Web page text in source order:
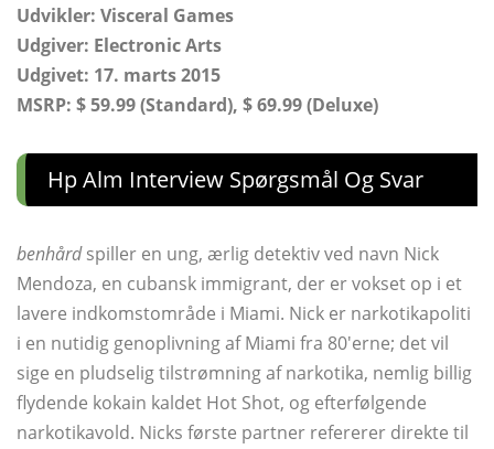
Udvikler: Visceral Games
Udgiver: Electronic Arts
Udgivet: 17. marts 2015
MSRP: $ 59.99 (Standard), $ 69.99 (Deluxe)
Hp Alm Interview Spørgsmål Og Svar
benhårdspiller en ung, ærlig detektiv ved navn Nick
Mendoza, en cubansk immigrant, der er vokset op i et
lavere indkomstområde i Miami. Nick er narkotikapoliti
i en nutidig genoplivning af Miami fra 80'erne; det vil
sige en pludselig tilstrømning af narkotika, nemlig billig
flydende kokain kaldet Hot Shot, og efterfølgende
narkotikavold. Nicks første partner refererer direkte til